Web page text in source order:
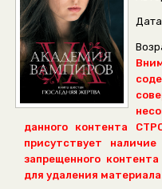
данного контента
присутствует
запрещенного
для удаления